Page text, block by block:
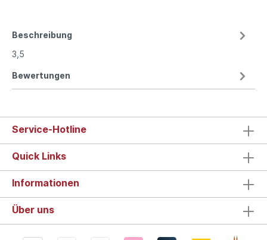
Beschreibung
3,5
Bewertungen
Service-Hotline
Quick Links
Informationen
Über uns